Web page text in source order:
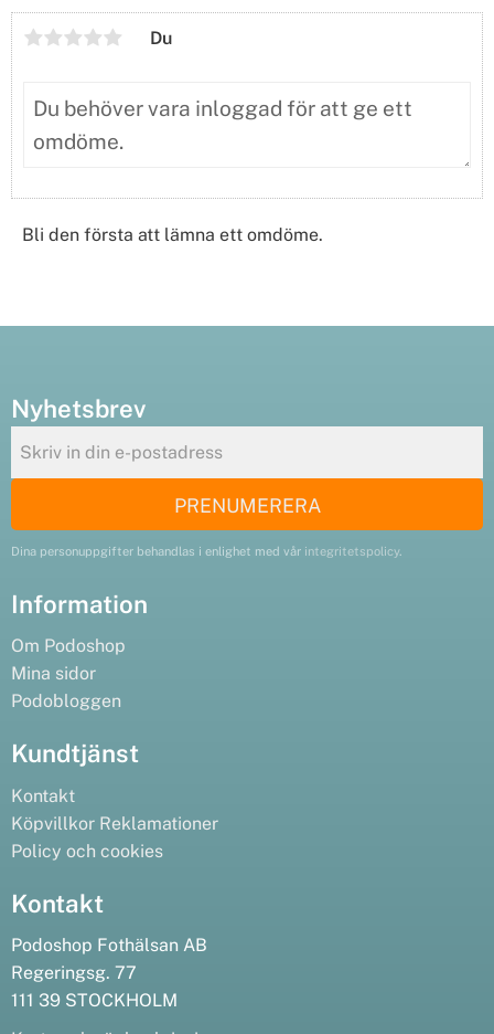
Du
Bli den första att lämna ett omdöme.
Nyhetsbrev
PRENUMERERA
Dina personuppgifter behandlas i enlighet med vår integritetspolicy.
Information
Om Podoshop
Mina sidor
Podobloggen
Kundtjänst
Kontakt
Köpvillkor Reklamationer
Policy och cookies
Kontakt
Podoshop Fothälsan AB
Regeringsg. 77
111 39 STOCKHOLM